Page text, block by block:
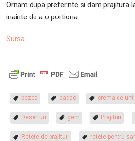
Ornam dupa preferinte si dam prajitura
inainte de a o portiona.
Sursa
bezea cacao crema de unt
Deserturi gem Prajituri
Retete de prajituri retete pentru